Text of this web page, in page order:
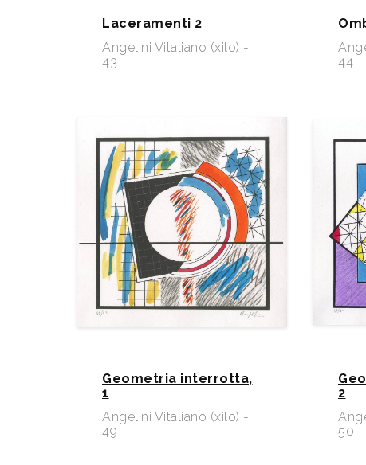
Laceramenti 2
Angelini Vitaliano (xilo) -
43
44
Geometria interrotta,
1
Angelini Vitaliano (xilo) -
49
2
50